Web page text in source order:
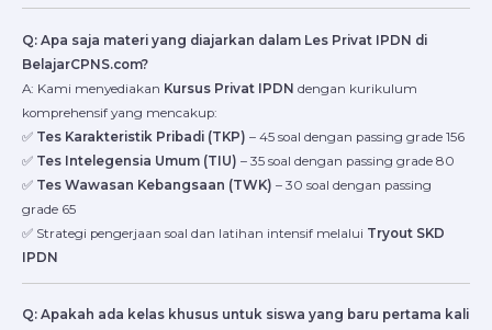
Q: Apa saja materi yang diajarkan dalam Les Privat IPDN di
BelajarCPNS.com?
A: Kami menyediakan Kursus Privat IPDN dengan kurikulum
komprehensif yang mencakup:
✅ Tes Karakteristik Pribadi (TKP) – 45 soal dengan passing grade 156
✅ Tes Intelegensia Umum (TIU) – 35 soal dengan passing grade 80
✅ Tes Wawasan Kebangsaan (TWK) – 30 soal dengan passing
grade 65
✅ Strategi pengerjaan soal dan latihan intensif melalui Tryout SKD
IPDN
Q: Apakah ada kelas khusus untuk siswa yang baru pertama kali